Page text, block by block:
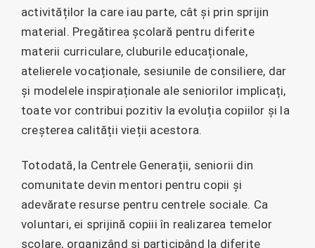
activităților la care iau parte, cât și prin sprijin
material. Pregătirea școlară pentru diferite
materii curriculare, cluburile educaționale,
atelierele vocaționale, sesiunile de consiliere, dar
și modelele inspiraționale ale seniorilor implicați,
toate vor contribui pozitiv la evoluția copiilor și la
creșterea calității vieții acestora.
Totodată, la Centrele Generații, seniorii din
comunitate devin mentori pentru copii și
adevărate resurse pentru centrele sociale. Ca
voluntari, ei sprijină copiii în realizarea temelor
școlare, organizând și participând la diferite